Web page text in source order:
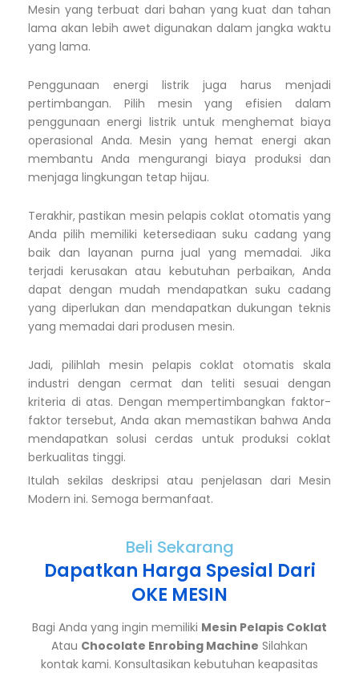
Mesin yang terbuat dari bahan yang kuat dan tahan
lama akan lebih awet digunakan dalam jangka waktu
yang lama.
Penggunaan energi listrik juga harus menjadi
pertimbangan. Pilih mesin yang efisien dalam
penggunaan energi listrik untuk menghemat biaya
operasional Anda. Mesin yang hemat energi akan
membantu Anda mengurangi biaya produksi dan
menjaga lingkungan tetap hijau.
Terakhir, pastikan mesin pelapis coklat otomatis yang
Anda pilih memiliki ketersediaan suku cadang yang
baik dan layanan purna jual yang memadai. Jika
terjadi kerusakan atau kebutuhan perbaikan, Anda
dapat dengan mudah mendapatkan suku cadang
yang diperlukan dan mendapatkan dukungan teknis
yang memadai dari produsen mesin.
Jadi, pilihlah mesin pelapis coklat otomatis skala
industri dengan cermat dan teliti sesuai dengan
kriteria di atas. Dengan mempertimbangkan faktor-
faktor tersebut, Anda akan memastikan bahwa Anda
mendapatkan solusi cerdas untuk produksi coklat
berkualitas tinggi.
Itulah sekilas deskripsi atau penjelasan dari Mesin
Modern ini. Semoga bermanfaat.
Beli Sekarang
Dapatkan Harga Spesial Dari
OKE MESIN
Bagi Anda yang ingin memiliki Mesin Pelapis Coklat
Atau Chocolate Enrobing Machine Silahkan
kontak kami. Konsultasikan kebutuhan keapasitas